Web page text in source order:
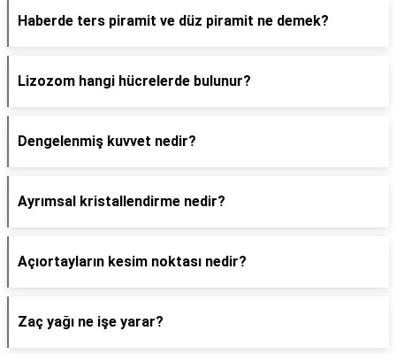
Haberde ters piramit ve düz piramit ne demek?
Lizozom hangi hücrelerde bulunur?
Dengelenmiş kuvvet nedir?
Ayrımsal kristallendirme nedir?
Açıortayların kesim noktası nedir?
Zaç yağı ne işe yarar?